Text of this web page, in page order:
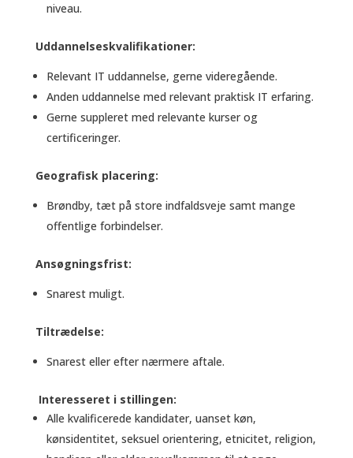
niveau.
Uddannelseskvalifikationer:
Relevant IT uddannelse, gerne videregående.
Anden uddannelse med relevant praktisk IT erfaring.
Gerne suppleret med relevante kurser og
certificeringer.
Geografisk placering:
Brøndby, tæt på store indfaldsveje samt mange
offentlige forbindelser.
Ansøgningsfrist:
Snarest muligt.
Tiltrædelse:
Snarest eller efter nærmere aftale.
Interesseret i stillingen:
Alle kvalificerede kandidater, uanset køn,
kønsidentitet, seksuel orientering, etnicitet, religion,